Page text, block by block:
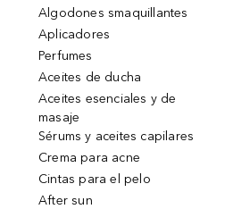
Algodones smaquillantes
Aplicadores
Perfumes
Aceites de ducha
Aceites esenciales y de
masaje
Sérums y aceites capilares
Crema para acne
Cintas para el pelo
After sun